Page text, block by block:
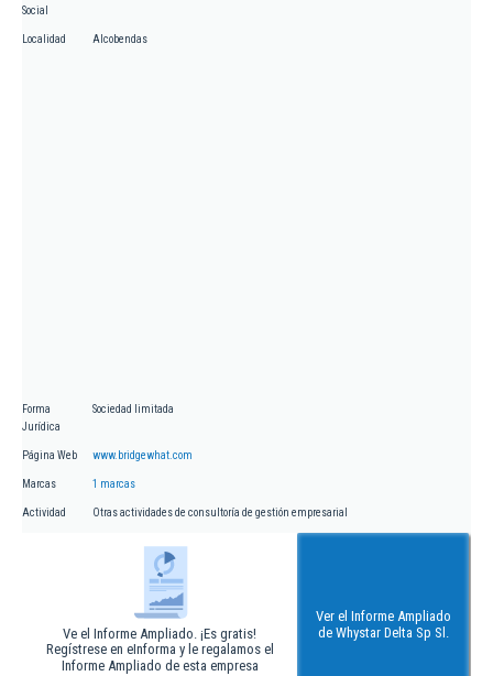
Social
Localidad Alcobendas
Forma
Jurídica
Sociedad limitada
Página Web www.bridgewhat.com
Marcas 1 marcas
Actividad Otras actividades de consultoría de gestión empresarial
Ve el Informe Ampliado. ¡Es gratis!
Regístrese en eInforma y le regalamos el
Informe Ampliado de esta empresa
Ver el Informe Ampliado
de Whystar Delta Sp Sl.